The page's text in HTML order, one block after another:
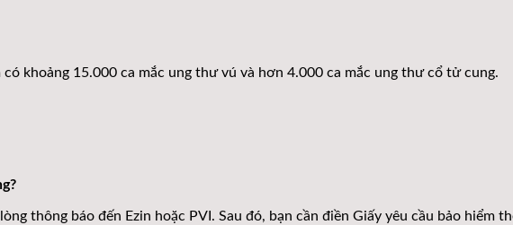
khoảng 15.000 ca mắc ung thư vú và hơn 4.000 ca mắc ung thư cổ tử cung.
thông báo đến Ezin hoặc PVI. Sau đó, bạn cần điền Giấy yêu cầu bảo